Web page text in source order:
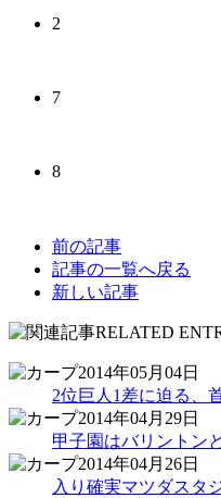
2
7
8
前の記事
記事の一覧へ戻る
新しい記事
2014年05月04日
2位巨人1差に迫る、
2014年04月29日
甲子園はバリントン
2014年04月26日
入り確実マツダスタ